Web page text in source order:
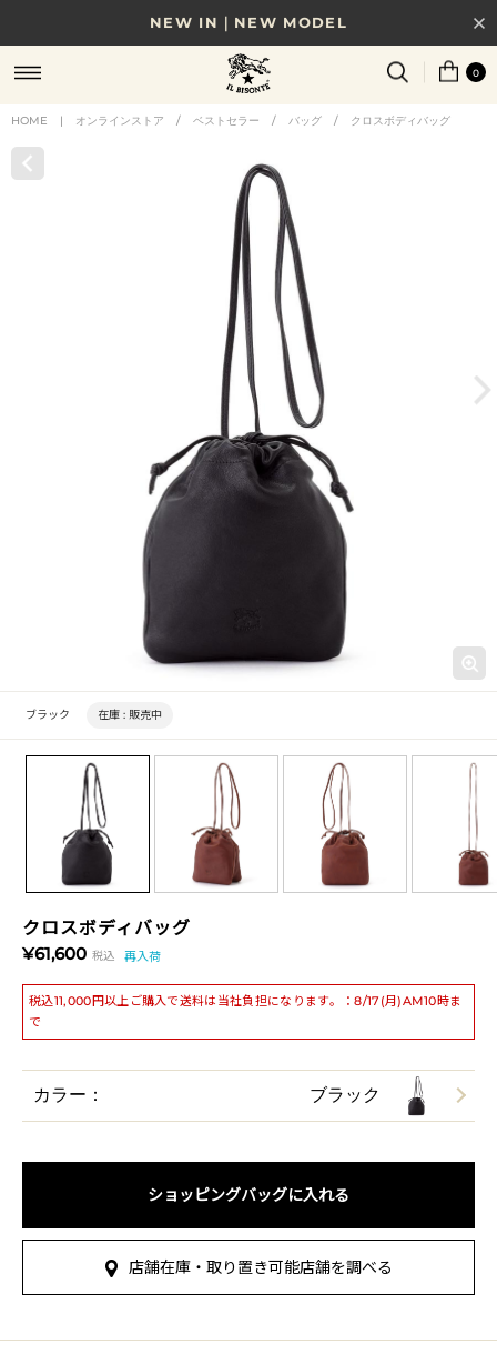
NEW IN｜NEW MODEL
8/17(月)10時まで｜税込11,000円以上で送料無料
贈る相手やシーンから選べる、新しいギフトガイド
0
HOME | オンラインストア / ベストセラー / バッグ / クロスボディバッグ
クロスボディバッグ
¥61,600 税込 再入荷
税込11,000円以上ご購入で送料は当社負担になります。：8/17(月)AM10時ま
で
ブラック 在庫 : 販売中
カラー： ブラック
ショッピングバッグに入れる
店舗在庫・取り置き可能店舗を調べる